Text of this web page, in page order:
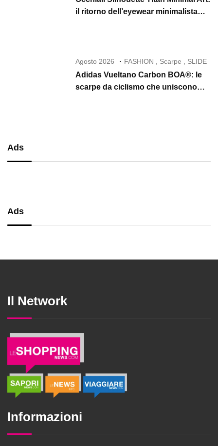
il ritorno dell’eyewear minimalista
Agosto 2026 FASHION Scarpe SLIDE
Adidas Vueltano Carbon BOA®: le
scarpe da ciclismo che uniscono
Ads
Ads
Il Network
Informazioni